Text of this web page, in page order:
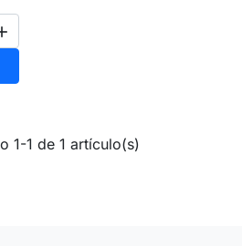
1-1 de 1 artículo(s)